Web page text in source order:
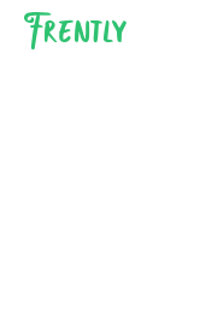
Frently
Выберите город